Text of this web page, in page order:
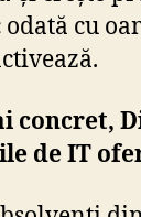
cu
concret,
de IT